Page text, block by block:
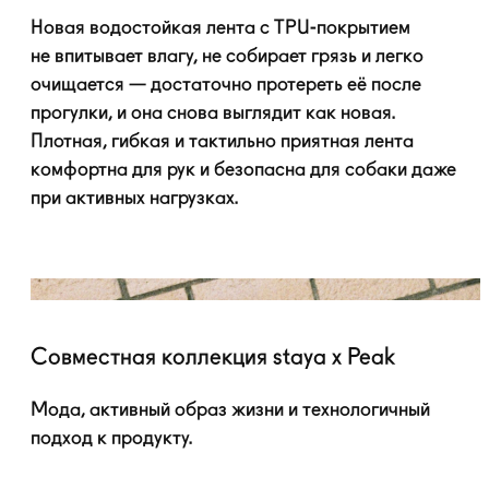
Новая водостойкая лента с TPU-покрытием
не впитывает влагу, не собирает грязь и легко
очищается — достаточно протереть её после
прогулки, и она снова выглядит как новая.
Плотная, гибкая и тактильно приятная лента
комфортна для рук и безопасна для собаки даже
при активных нагрузках.
Совместная коллекция staya x Peak
Мода, активный образ жизни и технологичный
подход к продукту.